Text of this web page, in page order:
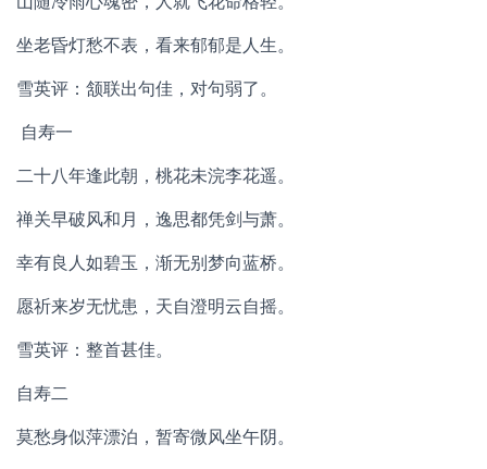
坐老昏灯愁不表，看来郁郁是人生。
雪英评：颔联出句佳，对句弱了。
自寿一
二十八年逢此朝，桃花未浣李花遥。
禅关早破风和月，逸思都凭剑与萧。
幸有良人如碧玉，渐无别梦向蓝桥。
愿祈来岁无忧患，天自澄明云自摇。
雪英评：整首甚佳。
自寿二
莫愁身似萍漂泊，暂寄微风坐午阴。